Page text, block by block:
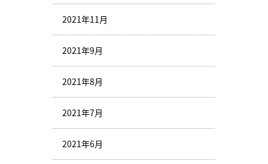
2021年11月
2021年9月
2021年8月
2021年7月
2021年6月